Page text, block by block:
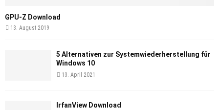
GPU-Z Download
13. August 2019
5 Alternativen zur Systemwiederherstellung für
Windows 10
13. April 2021
IrfanView Download